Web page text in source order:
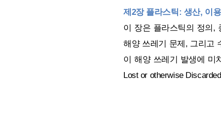
제2장 플라스틱: 생산, 이
이 장은 플라스틱의 정의,
해양 쓰레기 문제, 그리고
이 해양 쓰레기 발생에 미
Lost or otherwise